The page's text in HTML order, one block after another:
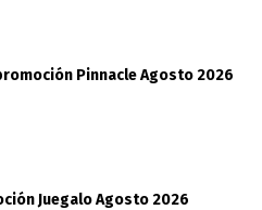
Pinnacle Agosto 2026
Juegalo Agosto 2026